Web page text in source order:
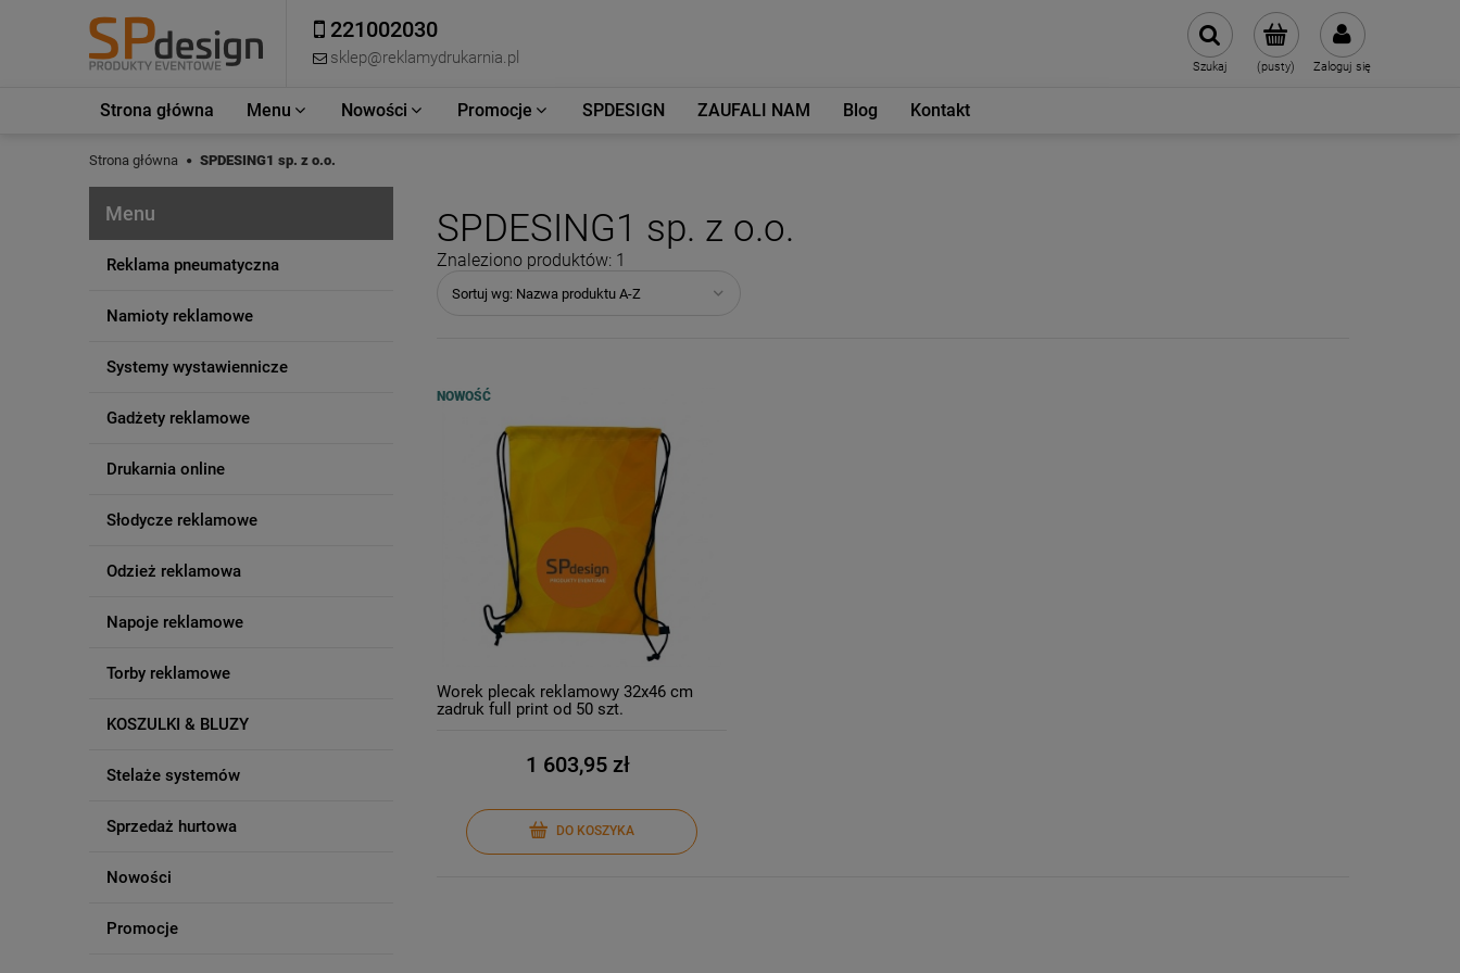
221002030
sklep@reklamydrukarnia.pl (pusty) Zaloguj się
Szukaj
Strona główna Menu Nowości Promocje SPDESIGN ZAUFALI NAM Blog Kontakt
Strona główna SPDESING1 sp. z o.o.
Menu
Reklama pneumatyczna
Namioty reklamowe
Systemy wystawiennicze
Gadżety reklamowe
Drukarnia online
Słodycze reklamowe
Odzież reklamowa
Napoje reklamowe
Torby reklamowe
KOSZULKI & BLUZY
Stelaże systemów
Sprzedaż hurtowa
Nowości
Promocje
SPDESING1 sp. z o.o.
Znaleziono produktów: 1
Sortuj wg: Nazwa produktu A-Z
Worek plecak reklamowy 32x46 cm
zadruk full print od 50 szt.
1 603,95 zł
DO KOSZYKA
NOWOŚĆ